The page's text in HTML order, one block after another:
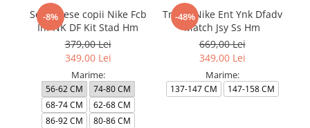
-8%
Set 3 Piese copii Nike Fcb
Inf NK DF Kit Stad Hm
379,00 Lei
349,00 Lei
Marime:
56-62 CM
74-80 CM
68-74 CM
62-68 CM
86-92 CM
80-86 CM
-48%
Tricou Nike Ent Ynk Dfadv
Match Jsy Ss Hm
669,00 Lei
349,00 Lei
Marime:
137-147 CM 147-158 CM